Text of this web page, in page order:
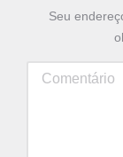
Seu
Comentário